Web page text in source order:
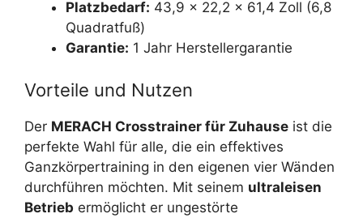
Platzbedarf: 43,9 x 22,2 x 61,4 Zoll (6,8
Quadratfuß)
Garantie: 1 Jahr Herstellergarantie
Vorteile und Nutzen
Der MERACH Crosstrainer für Zuhause ist die
perfekte Wahl für alle, die ein effektives
Ganzkörpertraining in den eigenen vier Wänden
durchführen möchten. Mit seinem ultraleisen
Betrieb ermöglicht er ungestörte